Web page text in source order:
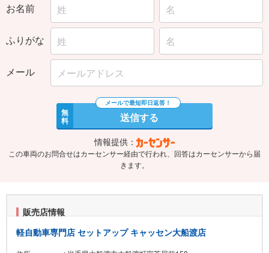
お名前
ふりがな
メール
無
料 送信する
情報提供：
この車両のお問合せはカーセンサー経由で行われ、回答はカーセンサーから届
きます。
販売店情報
軽自動車専門店 セットアップ キャッセン大船渡店